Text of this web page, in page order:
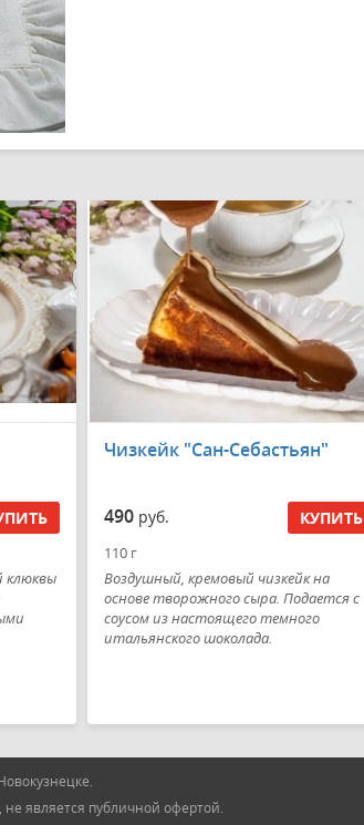
клюквы
Чизкейк "Сан-Себастьян"
490 руб. КУПИТЬ
110 г
Воздушный, кремовый чизкейк на
основе творожного сыра. Подается с
соусом из настоящего темного
итальянского шоколада.
является публичной офертой.